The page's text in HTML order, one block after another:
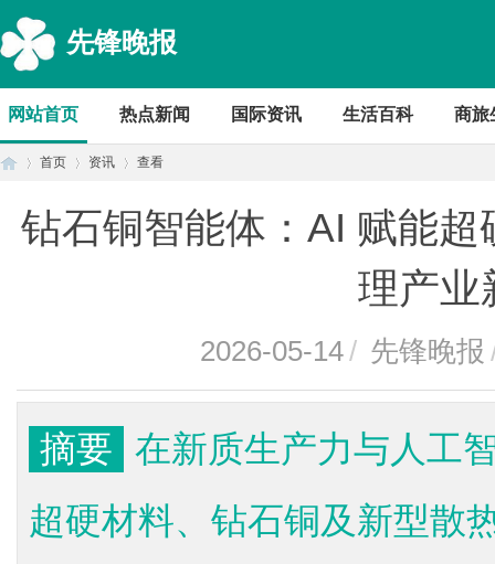
先锋晚报
网站首页 热点新闻 国际资讯 生活百科 商旅
首页 资讯 查看
钻石铜智能体：AI 赋能
理产业
2026-05-14/ 先锋晚报
摘要 在新质生产力与人工
超硬材料、钻石铜及新型散